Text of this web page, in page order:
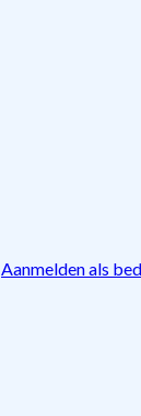
Aanmelden als